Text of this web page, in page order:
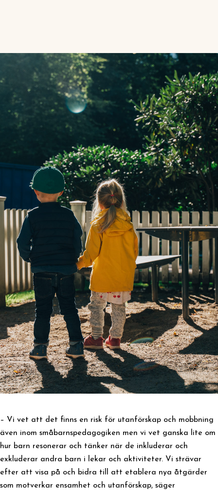
– Vi vet att det finns en risk för utanförskap och mobbning
även inom småbarnspedagogiken men vi vet ganska lite om
hur barn resonerar och tänker när de inkluderar och
exkluderar andra barn i lekar och aktiviteter. Vi strävar
efter att visa på och bidra till att etablera nya åtgärder
som motverkar ensamhet och utanförskap, säger